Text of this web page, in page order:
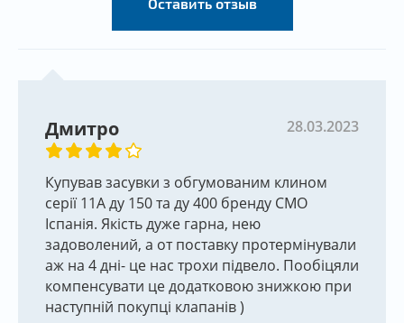
электропривод.
Задвижка клиновая: производственные
диаметры и давление
Завод СМО производит задвижки клиновые
фланцевые таких диаметров:
Ду 50, Ду 65, Ду80, Ду100, Ду125, Ду150, Ду200,
Ду250, Ду300, Ду350, Ду 400, Ду 500, Ду 600, Ду 700,
Ду 800, Ду 900, Ду 1000, Ду 1100, Ду 1200.
Оставить отзыв
Дмитро 28.03.2023
Купував засувки з обгумованим клином
серії 11А ду 150 та ду 400 бренду СМО
Іспанія. Якість дуже гарна, нею
задоволений, а от поставку протермінували
аж на 4 дні- це нас трохи підвело. Пообіцяли
компенсувати це додатковою знижкою при
наступній покупці клапанів )